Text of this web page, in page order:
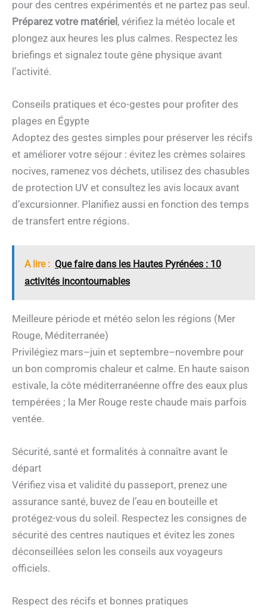
pour des centres expérimentés et ne partez pas seul.
Préparez votre matériel, vérifiez la météo locale et
plongez aux heures les plus calmes. Respectez les
briefings et signalez toute gêne physique avant
l’activité.
Conseils pratiques et éco-gestes pour profiter des
plages en Égypte
Adoptez des gestes simples pour préserver les récifs
et améliorer votre séjour : évitez les crèmes solaires
nocives, ramenez vos déchets, utilisez des chasubles
de protection UV et consultez les avis locaux avant
d’excursionner. Planifiez aussi en fonction des temps
de transfert entre régions.
A lire : Que faire dans les Hautes Pyrénées : 10
activités incontournables
Meilleure période et météo selon les régions (Mer
Rouge, Méditerranée)
Privilégiez mars–juin et septembre–novembre pour
un bon compromis chaleur et calme. En haute saison
estivale, la côte méditerranéenne offre des eaux plus
tempérées ; la Mer Rouge reste chaude mais parfois
ventée.
Sécurité, santé et formalités à connaître avant le
départ
Vérifiez visa et validité du passeport, prenez une
assurance santé, buvez de l’eau en bouteille et
protégez-vous du soleil. Respectez les consignes de
sécurité des centres nautiques et évitez les zones
déconseillées selon les conseils aux voyageurs
officiels.
Respect des récifs et bonnes pratiques